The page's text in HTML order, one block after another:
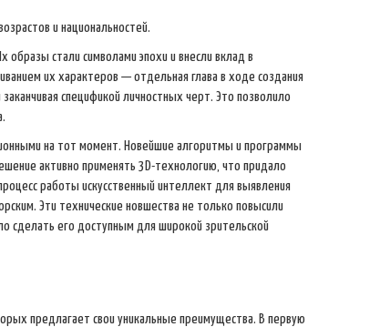
и национальностей.
образы стали символами эпохи и внесли вклад в
их характеров — отдельная глава в ходе создания
спецификой личностных черт. Это позволило
на тот момент. Новейшие алгоритмы и программы
активно применять 3D-технологию, что придало
работы искусственный интеллект для выявления
Эти технические новшества не только повысили
сделать его доступным для широкой зрительской
предлагает свои уникальные преимущества. В первую